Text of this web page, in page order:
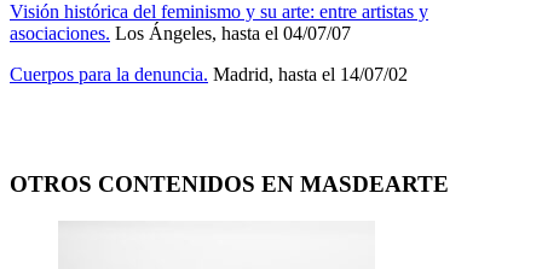
Visión histórica del feminismo y su arte: entre artistas y
asociaciones. Los Ángeles, hasta el 04/07/07
Cuerpos para la denuncia. Madrid, hasta el 14/07/02
OTROS CONTENIDOS EN MASDEARTE